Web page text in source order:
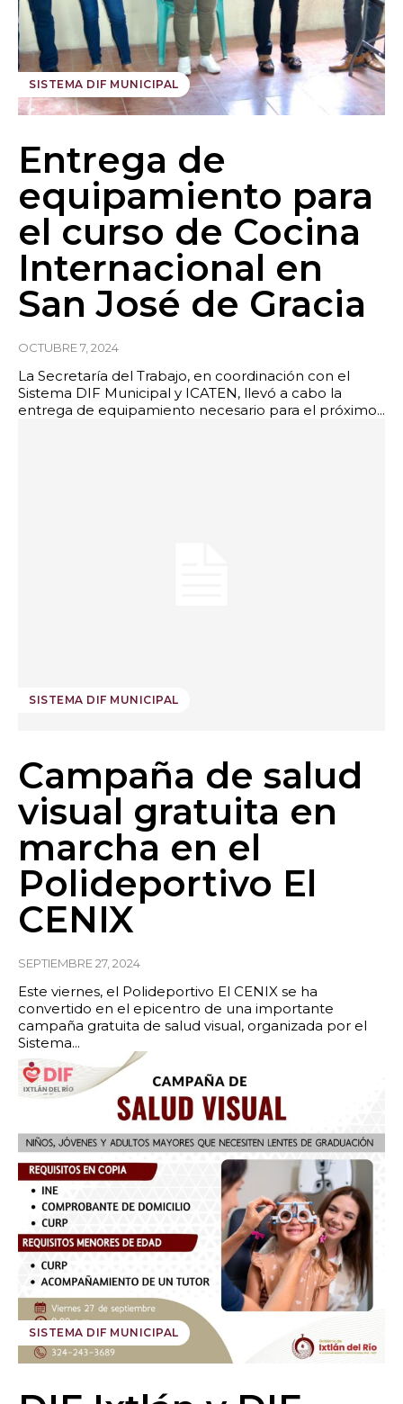
SISTEMA DIF MUNICIPAL
Entrega de
equipamiento para
el curso de Cocina
Internacional en
San José de Gracia
OCTUBRE 7, 2024
La Secretaría del Trabajo, en coordinación con el
Sistema DIF Municipal y ICATEN, llevó a cabo la
entrega de equipamiento necesario para el próximo...
SISTEMA DIF MUNICIPAL
Campaña de salud
visual gratuita en
marcha en el
Polideportivo El
CENIX
SEPTIEMBRE 27, 2024
Este viernes, el Polideportivo El CENIX se ha
convertido en el epicentro de una importante
campaña gratuita de salud visual, organizada por el
Sistema...
SISTEMA DIF MUNICIPAL